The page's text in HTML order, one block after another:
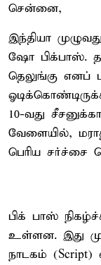
சென்னை,
இந்தியா
ஷோ பிக்பாஸ்.
தெலுங்கு எனப்
10-வது
வேளையில்,
பெரிய சர்ச்சை
பிக் பாஸ்
உள்ளன. இது
நாடகம் (Script)